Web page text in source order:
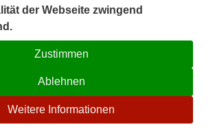
☉
der Webseite zwingend
Zustimmen
Ablehnen
Weitere Informationen